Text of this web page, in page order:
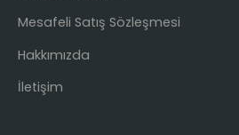
Mesafeli Satış Sözleşmesi
Hakkımızda
İletişim